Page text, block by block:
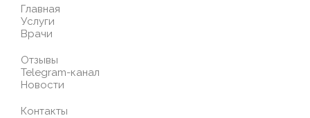
Главная
Услуги
Врачи
Отзывы
Telegram-канал
Новости
Контакты